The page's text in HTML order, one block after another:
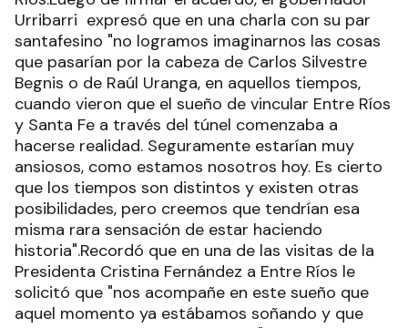
Urribarri expresó que en una charla con su par
santafesino "no logramos imaginarnos las cosas
que pasarían por la cabeza de Carlos Silvestre
Begnis o de Raúl Uranga, en aquellos tiempos,
cuando vieron que el sueño de vincular Entre Ríos
y Santa Fe a través del túnel comenzaba a
hacerse realidad. Seguramente estarían muy
ansiosos, como estamos nosotros hoy. Es cierto
que los tiempos son distintos y existen otras
posibilidades, pero creemos que tendrían esa
misma rara sensación de estar haciendo
historia".Recordó que en una de las visitas de la
Presidenta Cristina Fernández a Entre Ríos le
solicitó que "nos acompañe en este sueño que
aquel momento ya estábamos soñando y que